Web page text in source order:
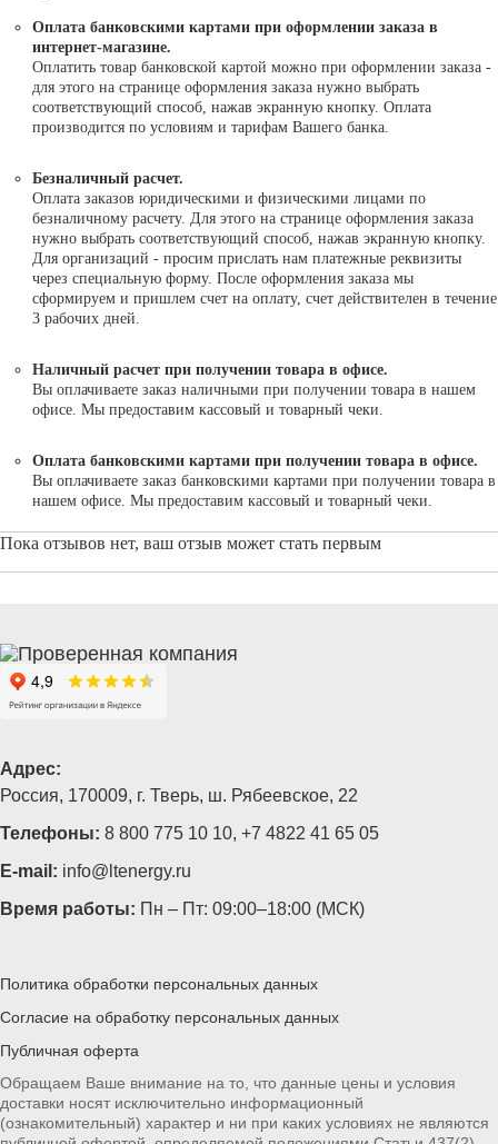
Оплата банковскими картами при оформлении заказа в
интернет-магазине.
Оплатить товар банковской картой можно при оформлении заказа -
для этого на странице оформления заказа нужно выбрать
соответствующий способ, нажав экранную кнопку. Оплата
производится по условиям и тарифам Вашего банка.
Безналичный расчет.
Оплата заказов юридическими и физическими лицами по
безналичному расчету. Для этого на странице оформления заказа
нужно выбрать соответствующий способ, нажав экранную кнопку.
Для организаций - просим прислать нам платежные реквизиты
через специальную форму. После оформления заказа мы
сформируем и пришлем счет на оплату, счет действителен в течение
3 рабочих дней.
Наличный расчет при получении товара в офисе.
Вы оплачиваете заказ наличными при получении товара в нашем
офисе. Мы предоставим кассовый и товарный чеки.
Оплата банковскими картами при получении товара в офисе.
Вы оплачиваете заказ банковскими картами при получении товара в
нашем офисе. Мы предоставим кассовый и товарный чеки.
Пока отзывов нет, ваш отзыв может стать первым
Адрес:
Россия, 170009, г. Тверь, ш. Рябеевское, 22
Телефоны: 8 800 775 10 10, +7 4822 41 65 05
E-mail: info@ltenergy.ru
Время работы: Пн – Пт: 09:00–18:00 (МСК)
Политика обработки персональных данных
Согласие на обработку персональных данных
Публичная оферта
Обращаем Ваше внимание на то, что данные цены и условия
доставки носят исключительно информационный
(ознакомительный) характер и ни при каких условиях не являются